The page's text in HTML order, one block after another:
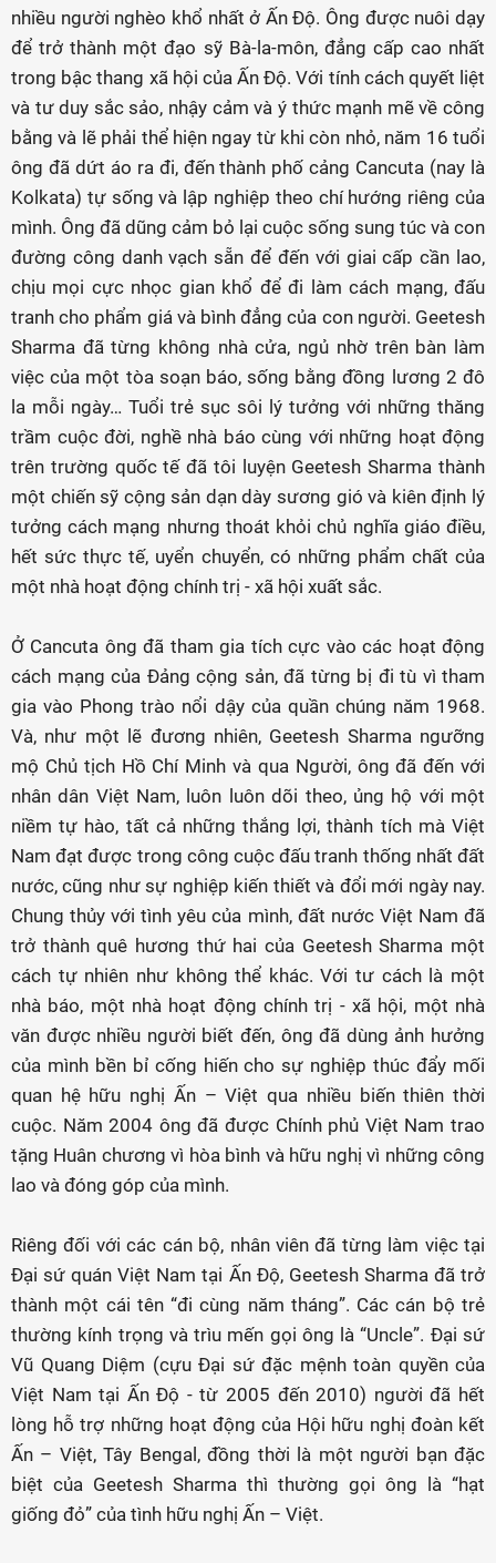
nhiều người nghèo khổ nhất ở Ấn Độ. Ông được nuôi dạy
để trở thành một đạo sỹ Bà-la-môn, đẳng cấp cao nhất
trong bậc thang xã hội của Ấn Độ. Với tính cách quyết liệt
và tư duy sắc sảo, nhậy cảm và ý thức mạnh mẽ về công
bằng và lẽ phải thể hiện ngay từ khi còn nhỏ, năm 16 tuổi
ông đã dứt áo ra đi, đến thành phố cảng Cancuta (nay là
Kolkata) tự sống và lập nghiệp theo chí hướng riêng của
mình. Ông đã dũng cảm bỏ lại cuộc sống sung túc và con
đường công danh vạch sẵn để đến với giai cấp cần lao,
chịu mọi cực nhọc gian khổ để đi làm cách mạng, đấu
tranh cho phẩm giá và bình đẳng của con người. Geetesh
Sharma đã từng không nhà cửa, ngủ nhờ trên bàn làm
việc của một tòa soạn báo, sống bằng đồng lương 2 đô
la mỗi ngày… Tuổi trẻ sục sôi lý tưởng với những thăng
trầm cuộc đời, nghề nhà báo cùng với những hoạt động
trên trường quốc tế đã tôi luyện Geetesh Sharma thành
một chiến sỹ cộng sản dạn dày sương gió và kiên định lý
tưởng cách mạng nhưng thoát khỏi chủ nghĩa giáo điều,
hết sức thực tế, uyển chuyển, có những phẩm chất của
một nhà hoạt động chính trị - xã hội xuất sắc.
Ở Cancuta ông đã tham gia tích cực vào các hoạt động
cách mạng của Đảng cộng sản, đã từng bị đi tù vì tham
gia vào Phong trào nổi dậy của quần chúng năm 1968.
Và, như một lẽ đương nhiên, Geetesh Sharma ngưỡng
mộ Chủ tịch Hồ Chí Minh và qua Người, ông đã đến với
nhân dân Việt Nam, luôn luôn dõi theo, ủng hộ với một
niềm tự hào, tất cả những thắng lợi, thành tích mà Việt
Nam đạt được trong công cuộc đấu tranh thống nhất đất
nước, cũng như sự nghiệp kiến thiết và đổi mới ngày nay.
Chung thủy với tình yêu của mình, đất nước Việt Nam đã
trở thành quê hương thứ hai của Geetesh Sharma một
cách tự nhiên như không thể khác. Với tư cách là một
nhà báo, một nhà hoạt động chính trị - xã hội, một nhà
văn được nhiều người biết đến, ông đã dùng ảnh hưởng
của mình bền bỉ cống hiến cho sự nghiệp thúc đẩy mối
quan hệ hữu nghị Ấn – Việt qua nhiều biến thiên thời
cuộc. Năm 2004 ông đã được Chính phủ Việt Nam trao
tặng Huân chương vì hòa bình và hữu nghị vì những công
lao và đóng góp của mình.
Riêng đối với các cán bộ, nhân viên đã từng làm việc tại
Đại sứ quán Việt Nam tại Ấn Độ, Geetesh Sharma đã trở
thành một cái tên “đi cùng năm tháng”. Các cán bộ trẻ
thường kính trọng và trìu mến gọi ông là “Uncle”. Đại sứ
Vũ Quang Diệm (cựu Đại sứ đặc mệnh toàn quyền của
Việt Nam tại Ấn Độ - từ 2005 đến 2010) người đã hết
lòng hỗ trợ những hoạt động của Hội hữu nghị đoàn kết
Ấn – Việt, Tây Bengal, đồng thời là một người bạn đặc
biệt của Geetesh Sharma thì thường gọi ông là “hạt
giống đỏ” của tình hữu nghị Ấn – Việt.